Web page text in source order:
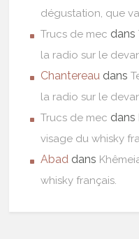
dégustation, que
Trucs de mec dans
la radio sur le
Chantereau dans
la radio sur le
Trucs de mec dans
visage du whisky
Abad dans
whisky français.